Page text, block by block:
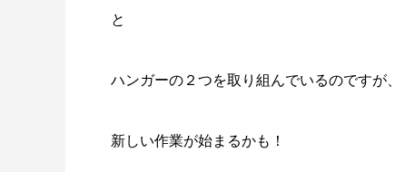
と
ハンガーの２つを取り組んでいるのですが、
新しい作業が始まるかも！